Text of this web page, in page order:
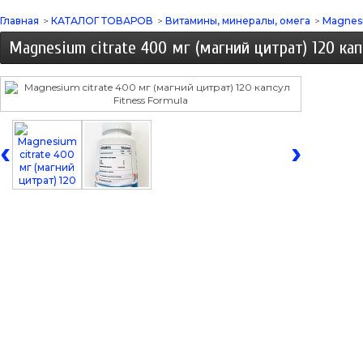
Главная > КАТАЛОГ ТОВАРОВ > Витамины, минералы, омега >
Magnesium citrate 400 мг (магний цитрат) 120
‹ ›